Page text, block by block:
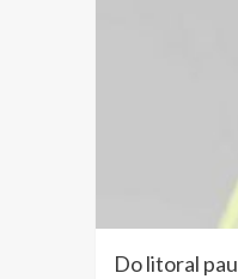
Do litoral